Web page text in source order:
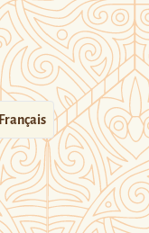
Français